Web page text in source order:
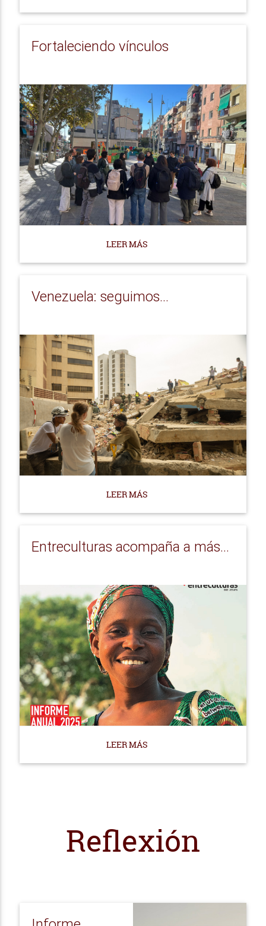
Fortaleciendo vínculos
LEER MÁS
Venezuela: seguimos...
LEER MÁS
Entreculturas acompaña a más...
LEER MÁS
Reflexión